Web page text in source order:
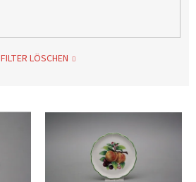
FILTER LÖSCHEN